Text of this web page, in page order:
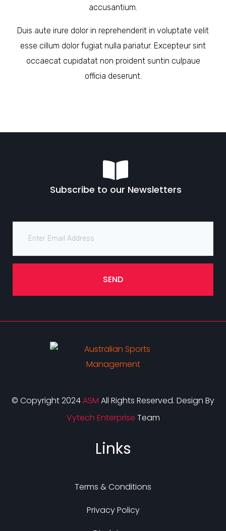
accusantium.
Duis aute irure dolor in reprehenderit in voluptate velit
esse cillum dolor fugiat nulla pariatur. Excepteur sint
occaecat cupidatat non proident suntin culpaue
officia deserunt.
Subscribe to our Newsletters
SEND
© Copyright 2024ASM All Rights Reserved. Design By
Vytech Enterprise Team
Links
Terms & Conditions
Privacy Policy